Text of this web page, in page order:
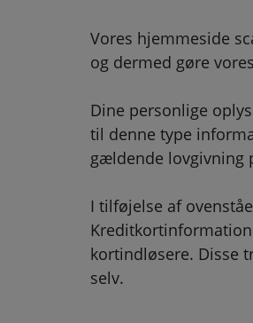
Vores hjemmeside
og dermed gøre
Dine personlige
til denne type
gældende lovgivning
I tilføjelse af
kortindløsere. Disse
selv.